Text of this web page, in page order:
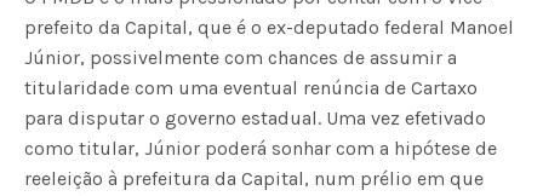
prefeito da Capital, que é o ex-deputado federal Manoel
Júnior, possivelmente com chances de assumir a
titularidade com uma eventual renúncia de Cartaxo
para disputar o governo estadual. Uma vez efetivado
como titular, Júnior poderá sonhar com a hipótese de
reeleição à prefeitura da Capital, num prélio em que